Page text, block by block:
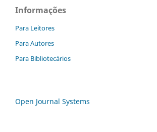
Informações
Para Leitores
Para Autores
Para Bibliotecários
Open Journal Systems